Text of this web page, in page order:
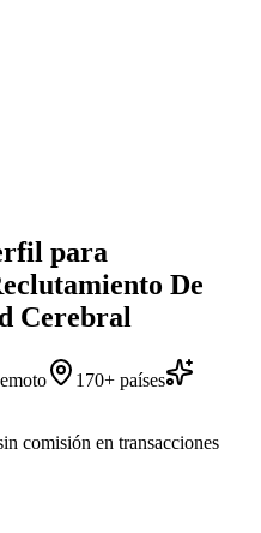
para
De
Cerebral
170+ países
comisión en transacciones